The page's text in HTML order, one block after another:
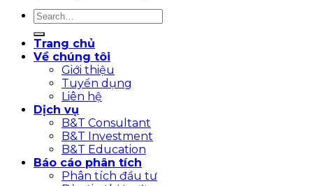
Trang chủ
Về chúng tôi
Giới thiệu
Tuyển dụng
Liên hệ
Dịch vụ
B&T Consultant
B&T Investment
B&T Education
Báo cáo phân tích
Phân tích đầu tư